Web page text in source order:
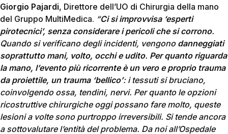
Giorgio Pajardi, Direttore dell’UO di Chirurgia della mano
del Gruppo MultiMedica. “Ci si improvvisa ‘esperti
pirotecnici’, senza considerare i pericoli che si corrono.
Quando si verificano degli incidenti, vengono danneggiati
soprattutto mani, volto, occhi e udito. Per quanto riguarda
la mano, l’evento più ricorrente è un vero e proprio trauma
da proiettile, un trauma ‘bellico’: i tessuti si bruciano,
coinvolgendo ossa, tendini, nervi. Per quanto le opzioni
ricostruttive chirurgiche oggi possano fare molto, queste
lesioni a volte sono purtroppo irreversibili. Si tende ancora
a sottovalutare l’entità del problema. Da noi all’Ospedale